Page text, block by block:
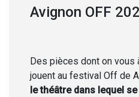
Avignon OFF
Des pièces dont on
jouent au festival Off de
le théâtre dans lequel